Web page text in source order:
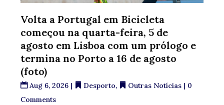
Volta a Portugal em Bicicleta
começou na quarta-feira, 5 de
agosto em Lisboa com um prólogo e
termina no Porto a 16 de agosto
(foto)
Aug 6, 2026 | Desporto, Outras Notícias | 0
Comments